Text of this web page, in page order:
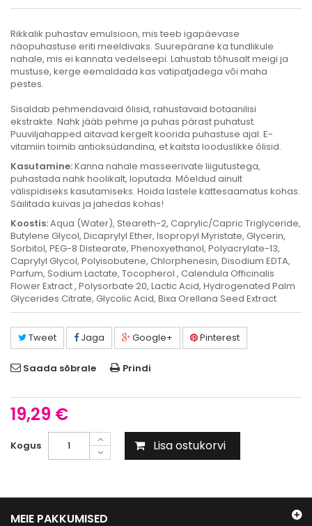
Rikkalik puhastav emulsioon, mis teeb igapäevase
näopuhastuse eriti meeldivaks. Suurepärane ka tundlikule
nahale, mis ei kannata vedelseepi. Lahustab tõhusalt meigi ja
mustuse, kerge eemaldada kas vatipatjadega või maha
pestes.
Sisaldab pehmendavaid õlisid, rahustavaid botaanilisi
ekstrakte. Nahk jääb pehme ja puhas pärast puhatust.
Puuviljahapped aitavad kergeltkoorida puhastuse ajal. E-
vitamiin toimib antioksüdandina, et kaitsta looduslikke õlisid.
Kasutamine:Kanna nahale masseerivate liigutustega,
puhastada nahk hoolikalt, loputada. Mõeldud ainult
välispidiseks kasutamiseks. Hoida lastele kättesaamatus kohas.
Säilitada kuivas ja jahedas kohas!
Koostis:Aqua (Water), Steareth-2, Caprylic/Capric Triglyceride,
Butylene Glycol, Dicaprylyl Ether, Isopropyl Myristate, Glycerin,
Sorbitol, PEG-8 Distearate, Phenoxyethanol, Polyacrylate-13,
Caprylyl Glycol, Polyisobutene, Chlorphenesin, Disodium EDTA,
Parfum, Sodium Lactate, Tocopherol , Calendula Officinalis
Flower Extract , Polysorbate 20, Lactic Acid, Hydrogenated Palm
Glycerides Citrate, Glycolic Acid, Bixa Orellana Seed Extract.
Tweet Jaga Google+ Pinterest
Saada sõbrale Prindi
19,29 €
Kogus Lisa ostukorvi
MEIE PAKKUMISED